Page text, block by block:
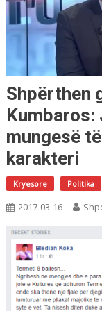
Shpërthen
Kumbaros:
mungesë
karakteri
Kryesore Politika
2017-03-16